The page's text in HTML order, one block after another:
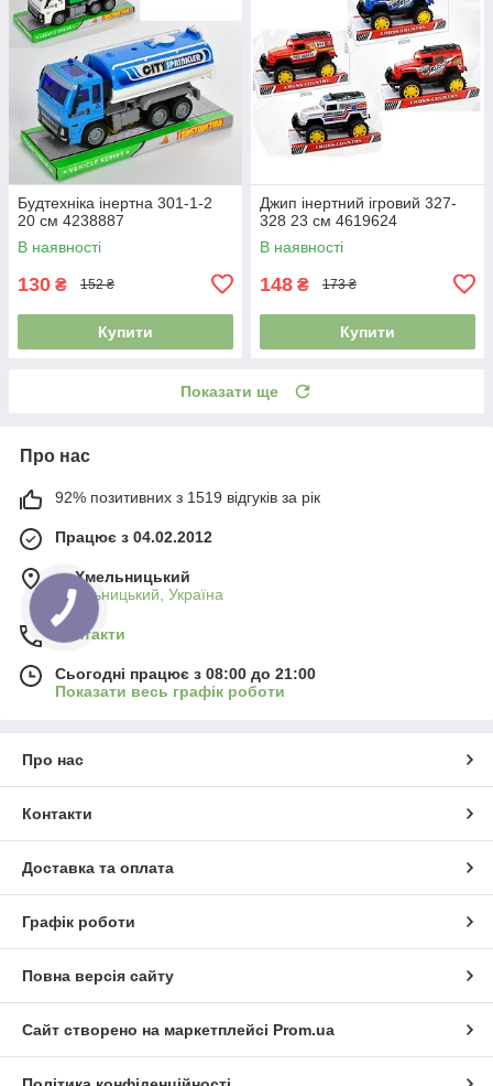
Будтехніка інертна 301-1-2
20 см 4238887
В наявності
130 ₴ 152 ₴
Купити
Джип інертний ігровий 327-
328 23 см 4619624
В наявності
148 ₴ 173 ₴
Купити
Показати ще
Про нас
92% позитивних з 1519 відгуків за рік
Працює з 04.02.2012
м. Хмельницький
Хмельницький, Україна
Контакти
Сьогодні працює з 08:00 до 21:00
Показати весь графік роботи
Про нас
Контакти
Доставка та оплата
Графік роботи
Повна версія сайту
Сайт створено на маркетплейсі Prom.ua